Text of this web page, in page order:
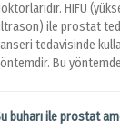
HIFU
ile prostat
tedavisinde
Bu
buharı ile prostat